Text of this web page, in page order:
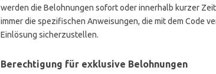
werden die Belohnungen sofort oder innerhalb kurzer
immer die spezifischen Anweisungen, die mit dem Code
Einlösung sicherzustellen.
Berechtigung für exklusive Belohnungen